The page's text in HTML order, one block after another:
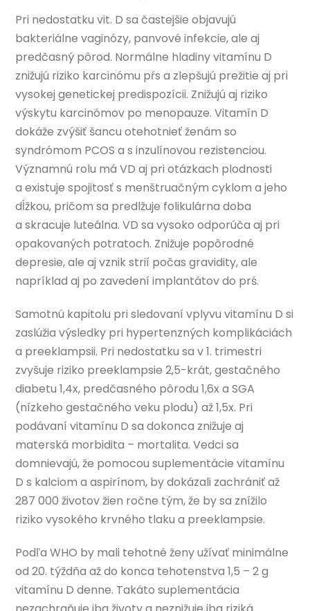
Pri nedostatku vit. D sa častejšie objavujú
bakteriálne vaginózy, panvové infekcie, ale aj
predčasný pôrod. Normálne hladiny vitamínu D
znižujú riziko karcinómu pŕs a zlepšujú prežitie aj pri
vysokej genetickej predispozícii. Znižujú aj riziko
výskytu karcinómov po menopauze. Vitamín D
dokáže zvýšiť šancu otehotnieť ženám so
syndrómom PCOS a s inzulínovou rezistenciou.
Významnú rolu má VD aj pri otázkach plodnosti
a existuje spojitosť s menštruačným cyklom a jeho
dĺžkou, pričom sa predlžuje folikulárna doba
a skracuje luteálna. VD sa vysoko odporúča aj pri
opakovaných potratoch. Znižuje popôrodné
depresie, ale aj vznik strií počas gravidity, ale
napríklad aj po zavedení implantátov do prś.
Samotnú kapitolu pri sledovaní vplyvu vitamínu D si
zaslúžia výsledky pri hypertenzných komplikáciách
a preeklampsii. Pri nedostatku sa v 1. trimestri
zvyšuje riziko preeklampsie 2,5-krát, gestačného
diabetu 1,4x, predčasného pôrodu 1,6x a SGA
(nízkeho gestačného veku plodu) až 1,5x. Pri
podávaní vitamínu D sa dokonca znižuje aj
materská morbidita – mortalita. Vedci sa
domnievajú, že pomocou suplementácie vitamínu
D s kalciom a aspirínom, by dokázali zachrániť až
287 000 životov žien ročne tým, že by sa znížilo
riziko vysokého krvného tlaku a preeklampsie.
Podľa WHO by mali tehotné ženy užívať minimálne
od 20. týždňa až do konca tehotenstva 1,5 – 2 g
vitamínu D denne. Takáto suplementácia